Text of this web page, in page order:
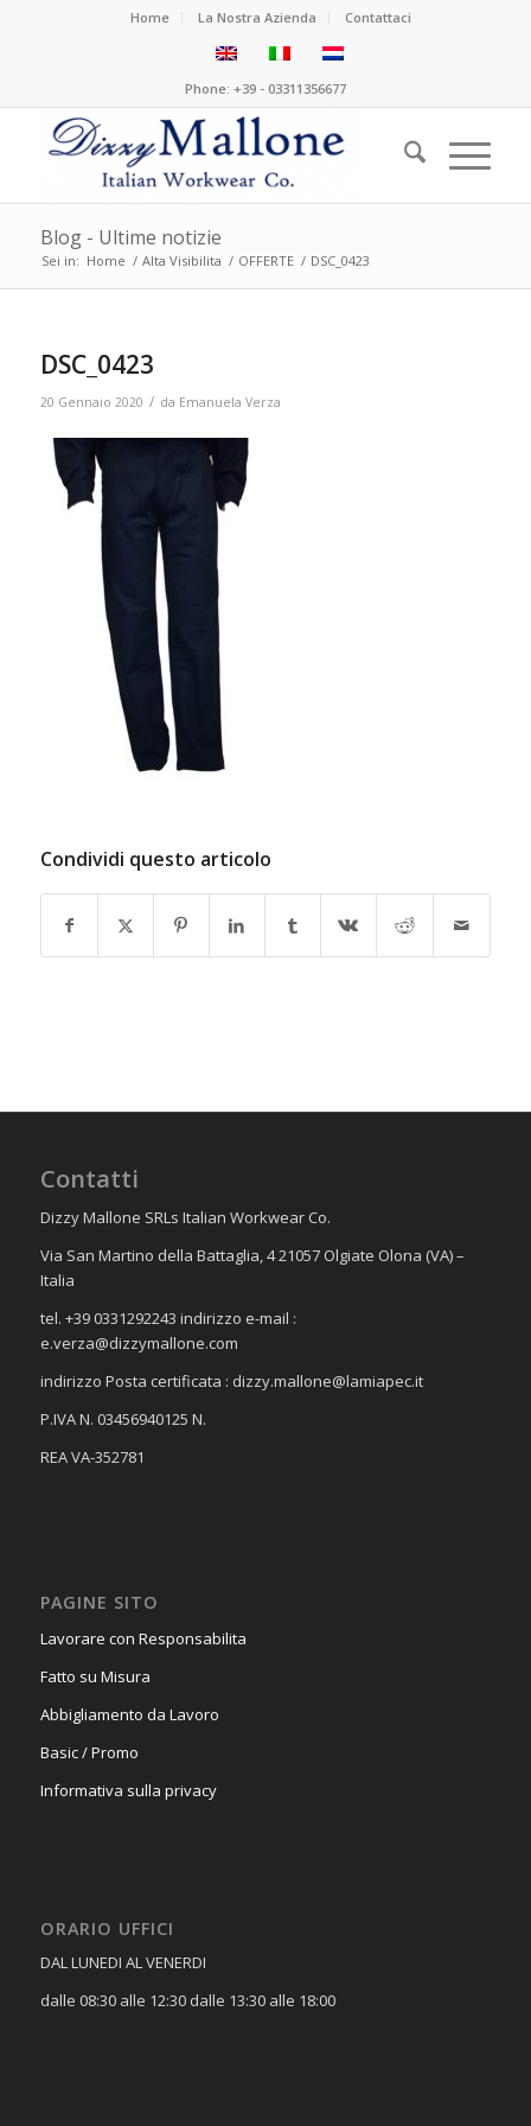
Home La Nostra Azienda Contattaci
Phone: +39 - 03311356677
Blog - Ultime notizie
Sei in: Home / Alta Visibilita / OFFERTE / DSC_0423
DSC_0423
20 Gennaio 2020 / da Emanuela Verza
Condividi questo articolo
Contatti
Dizzy Mallone SRLs Italian Workwear Co.
Via San Martino della Battaglia, 4 21057 Olgiate Olona (VA) –
Italia
tel. +39 0331292243 indirizzo e-mail :
e.verza@dizzymallone.com
indirizzo Posta certificata : dizzy.mallone@lamiapec.it
P.IVA N. 03456940125 N.
REA VA-352781
PAGINE SITO
Lavorare con Responsabilita
Fatto su Misura
Abbigliamento da Lavoro
Basic / Promo
Informativa sulla privacy
ORARIO UFFICI
DAL LUNEDI AL VENERDI
dalle 08:30 alle 12:30 dalle 13:30 alle 18:00